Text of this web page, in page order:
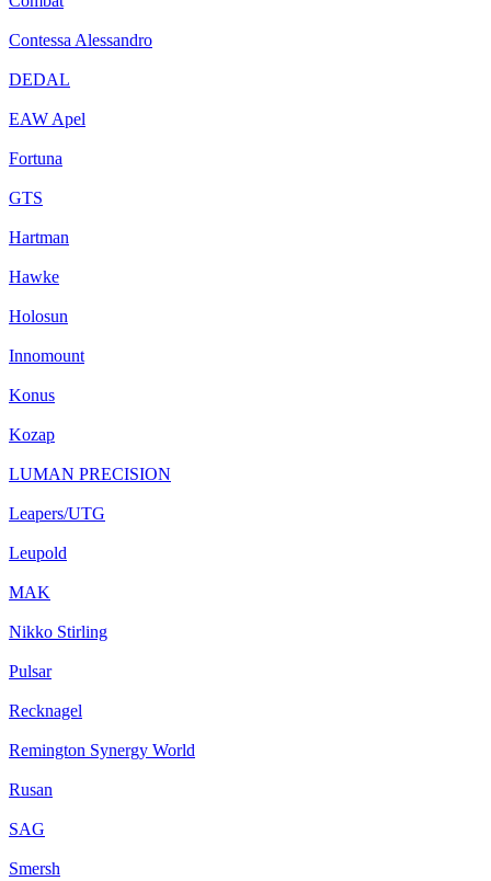
Contessa Alessandro
DEDAL
EAW Apel
Fortuna
GTS
Hartman
Hawke
Holosun
Innomount
Konus
Kozap
LUMAN PRECISION
Leapers/UTG
Leupold
MAK
Nikko Stirling
Pulsar
Recknagel
Remington Synergy World
Rusan
SAG
Smersh